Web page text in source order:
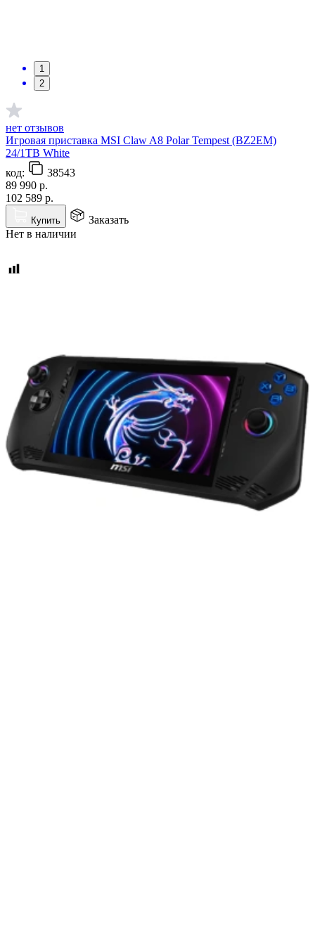
1
2
нет отзывов
Игровая приставка MSI Claw A8 Polar Tempest (BZ2EM)
24/1TB White
код:
38543
89 990 р.
102 589 р.
Купить
Заказать
Нет в наличии